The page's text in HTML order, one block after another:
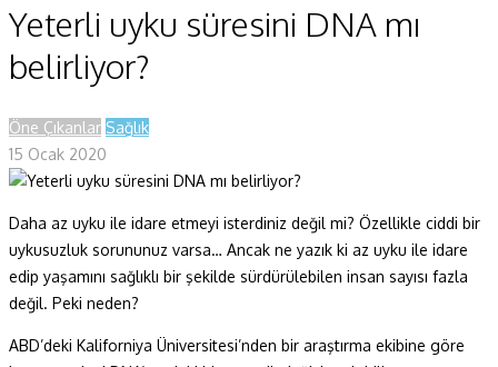
Makaleler
Dergi Sayıları
Yaşam Bilimleri
Sağlık
Fizik ve Uzay
Gezegenimiz
Teknoyaşam
Fazlası
Yeterli uyku süresini DNA mı
belirliyor?
Öne Çıkanlar Sağlık
15 Ocak 2020
Daha az uyku ile idare etmeyi isterdiniz değil mi? Özellikle ciddi bir
uykusuzluk sorununuz varsa… Ancak ne yazık ki az uyku ile idare
edip yaşamını sağlıklı bir şekilde sürdürülebilen insan sayısı fazla
değil. Peki neden?
ABD’deki Kaliforniya Üniversitesi’nden bir araştırma ekibine göre